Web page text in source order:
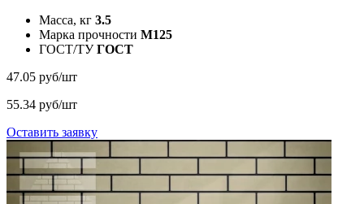
Масса, кг 3.5
Марка прочности M125
ГОСТ/ТУ ГОСТ
47.05 руб/шт
55.34 руб/шт
Оставить заявку